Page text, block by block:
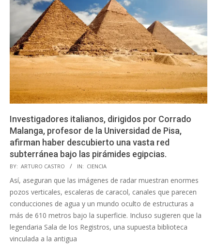
Investigadores italianos, dirigidos por Corrado
Malanga, profesor de la Universidad de Pisa,
afirman haber descubierto una vasta red
subterránea bajo las pirámides egipcias.
2025-
03-
BY: ARTURO CASTRO IN: CIENCIA
Así, aseguran que las imágenes de radar muestran enormes
pozos verticales, escaleras de caracol, canales que parecen
conducciones de agua y un mundo oculto de estructuras a
más de 610 metros bajo la superficie. Incluso sugieren que la
legendaria Sala de los Registros, una supuesta biblioteca
vinculada a la antigua